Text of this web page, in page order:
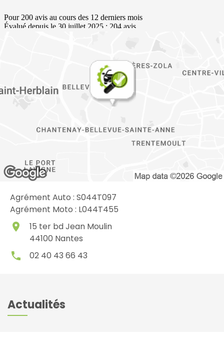
Agrément Auto : S044T097
Agrément Moto : L044T455
place
15 ter bd Jean Moulin
44100 Nantes
local_phone 02 40 43 66 43
Actualités